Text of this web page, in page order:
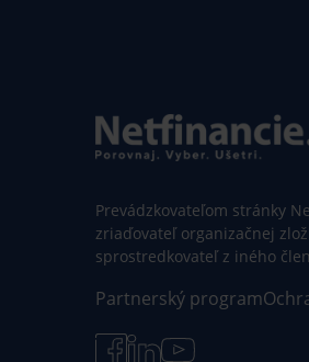
Prevádzkovateľom stránky
zriaďovateľ organizačnej
sprostredkovateľ z iného
Partnerský program